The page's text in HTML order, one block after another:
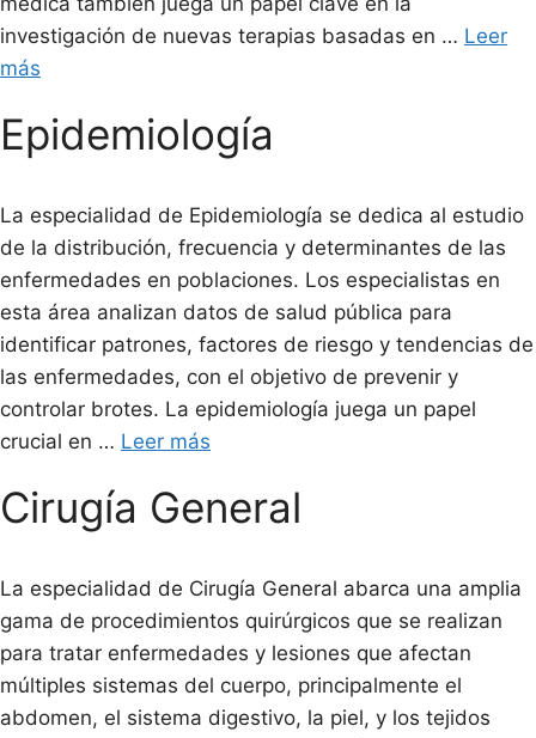
investigación de nuevas terapias basadas en … Leer
más
Epidemiología
La especialidad de Epidemiología se dedica al estudio
de la distribución, frecuencia y determinantes de las
enfermedades en poblaciones. Los especialistas en
esta área analizan datos de salud pública para
identificar patrones, factores de riesgo y tendencias de
las enfermedades, con el objetivo de prevenir y
controlar brotes. La epidemiología juega un papel
crucial en … Leer más
Cirugía General
La especialidad de Cirugía General abarca una amplia
gama de procedimientos quirúrgicos que se realizan
para tratar enfermedades y lesiones que afectan
múltiples sistemas del cuerpo, principalmente el
abdomen, el sistema digestivo, la piel, y los tejidos